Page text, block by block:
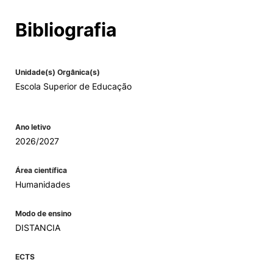
Alumni
Magazine
Eventos
Europeia Política de Privacidade e Cookies
Bibliografia
Unidade(s) Orgânica(s)
Escola Superior de Educação
Ano letivo
2026/2027
Área científica
Humanidades
Modo de ensino
DISTANCIA
ECTS